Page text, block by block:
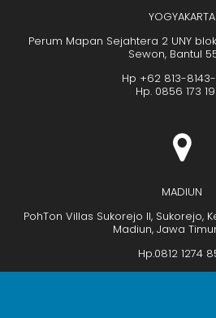
YOGYAKARTA
Perum Mapan Sejahtera 2 UNY
Sewon, Bantul
Hp +62 813-
Hp. 0856 173
MADIUN
PohTon Villas Sukorejo II, Sukorejo,
Madiun, Jawa
Hp.0812 1274